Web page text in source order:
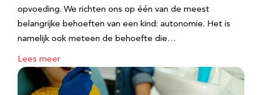
opvoeding. We richten ons op één van de meest
belangrijke behoeften van een kind: autonomie. Het is
namelijk ook meteen de behoefte die…
Lees meer